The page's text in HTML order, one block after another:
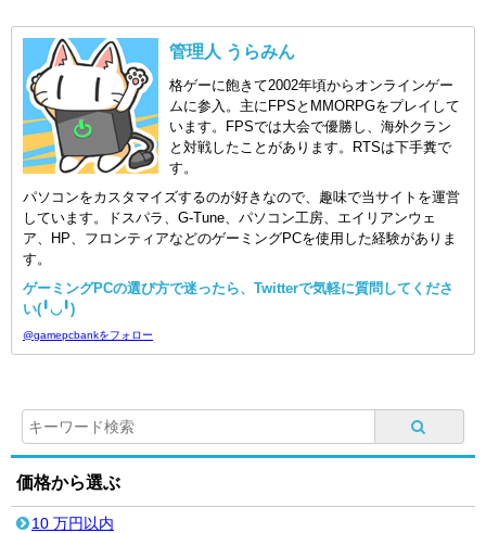
管理人 うらみん
格ゲーに飽きて2002年頃からオンラインゲー
ムに参入。主にFPSとMMORPGをプレイして
います。FPSでは大会で優勝し、海外クラン
と対戦したことがあります。RTSは下手糞で
す。
パソコンをカスタマイズするのが好きなので、趣味で当サイトを運営
しています。ドスパラ、G-Tune、パソコン工房、エイリアンウェ
ア、HP、フロンティアなどのゲーミングPCを使用した経験がありま
す。
ゲーミングPCの選び方で迷ったら、Twitterで気軽に質問してくださ
い(╹◡╹)
@gamepcbankをフォロー
価格から選ぶ
10 万円以内